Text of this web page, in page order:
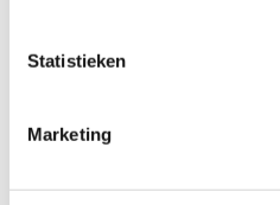
Statistieken
Marketing